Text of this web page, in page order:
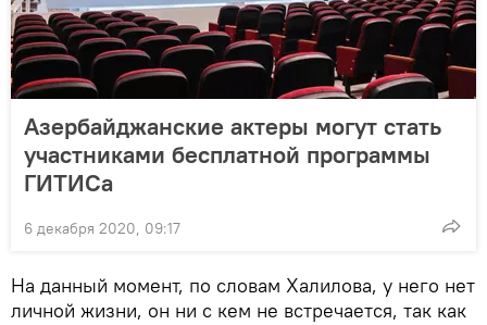
Азербайджанские актеры могут стать
участниками бесплатной программы
ГИТИСа
6 декабря 2020, 09:17
На данный момент, по словам Халилова, у него нет
личной жизни, он ни с кем не встречается, так как